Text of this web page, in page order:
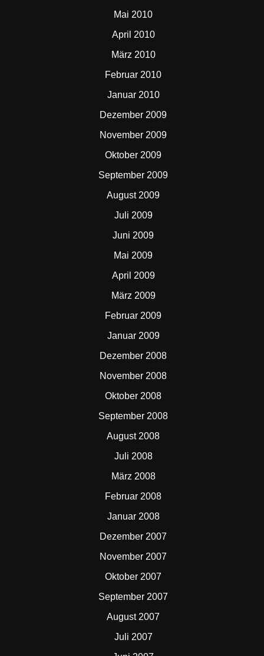
Mai 2010
April 2010
März 2010
Februar 2010
Januar 2010
Dezember 2009
November 2009
Oktober 2009
September 2009
August 2009
Juli 2009
Juni 2009
Mai 2009
April 2009
März 2009
Februar 2009
Januar 2009
Dezember 2008
November 2008
Oktober 2008
September 2008
August 2008
Juli 2008
März 2008
Februar 2008
Januar 2008
Dezember 2007
November 2007
Oktober 2007
September 2007
August 2007
Juli 2007